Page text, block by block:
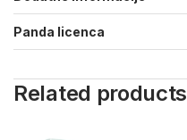
Panda licenca
Related products